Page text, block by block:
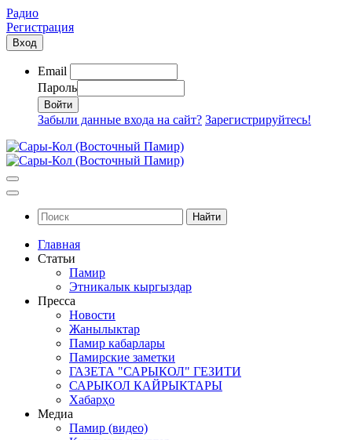
Радио
Регистрация
Вход
Email
Пароль
Забыли данные входа на сайт? Зарегистрируйтесь!
Найти
Главная
Статьи
Памир
Этникалык кыргыздар
Пресса
Новости
Жанылыктар
Памир кабарлары
Памирские заметки
ГАЗЕТА "САРЫКОЛ" ГЕЗИТИ
САРЫКОЛ КАЙРЫКТАРЫ
Хабарҳо
Медиа
Памир (видео)